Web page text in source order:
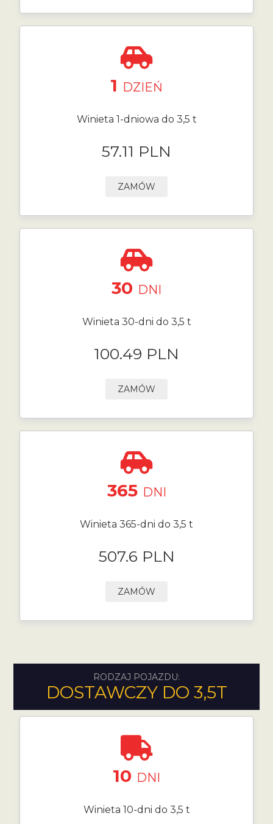
1 DZIEŃ
Winieta 1-dniowa do 3,5 t
57.11 PLN
ZAMÓW
30 DNI
Winieta 30-dni do 3,5 t
100.49 PLN
ZAMÓW
365 DNI
Winieta 365-dni do 3,5 t
507.6 PLN
ZAMÓW
RODZAJ POJAZDU:
DOSTAWCZY DO 3,5T
10 DNI
Winieta 10-dni do 3,5 t